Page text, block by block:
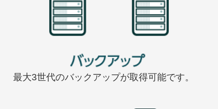
最大3世代のバックアップが取得可能です。